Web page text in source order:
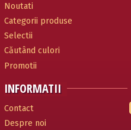
Noutati
Categorii produse
Selectii
Căutând culori
Promotii
INFORMATII
Contact
Despre noi